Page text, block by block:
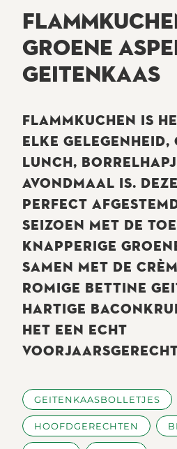
GROENE
GEITENKAAS
FLAMMKUCHEN IS
ELKE GELEGENHEID,
LUNCH,
AVONDMAAL IS.
PERFECT
SEIZOEN MET DE
KNAPPERIGE
SAMEN MET DE
ROMIGE BETTINE
HARTIGE
HET EEN ECHT
GEITENKAASBOLLETJES
HOOFDGERECHTEN